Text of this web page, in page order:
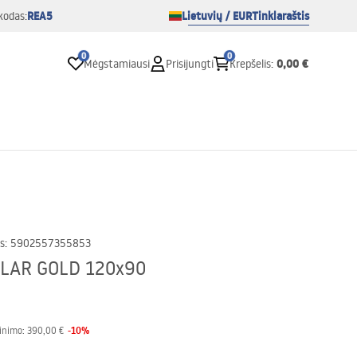
REA5 Lietuvių / EURTinklaraštis
0
Mėgstamiausi Prisijungti
0
Krepšelis: 0,00 €
: 5902557355853
GOLD 120x90
390,00 € -10%